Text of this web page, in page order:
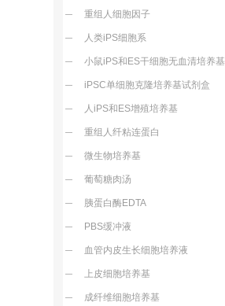
重组人细胞因子
人类iPS细胞系
小鼠iPS和ES干细胞无血清培养基
iPSC单细胞克隆培养基试剂盒
人iPS和ES增殖培养基
重组人纤粘连蛋白
微生物培养基
葡萄糖肉汤
胰蛋白酶EDTA
PBS缓冲液
血管内皮生长细胞培养液
上皮细胞培养基
成纤维细胞培养基